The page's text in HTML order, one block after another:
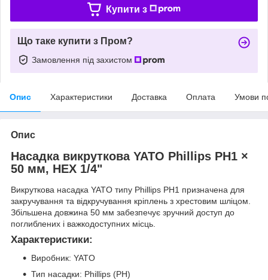
Купити з
Що таке купити з Пром?
Замовлення під захистом
Опис Характеристики Доставка Оплата Умови
Опис
Насадка викруткова YATO Phillips PH1 ×
50 мм, HEX 1/4"
Викруткова насадка YATO типу Phillips PH1 призначена для
закручування та відкручування кріплень з хрестовим шліцом.
Збільшена довжина 50 мм забезпечує зручний доступ до
поглиблених і важкодоступних місць.
Характеристики:
Виробник: YATO
Тип насадки: Phillips (PH)